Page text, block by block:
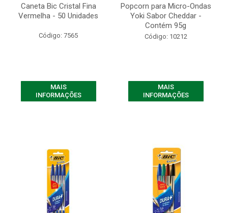
Caneta Bic Cristal Fina
Vermelha - 50 Unidades
Código: 7565
MAIS
INFORMAÇÕES
Popcorn para Micro-Ondas
Yoki Sabor Cheddar -
Contém 95g
Código: 10212
MAIS
INFORMAÇÕES